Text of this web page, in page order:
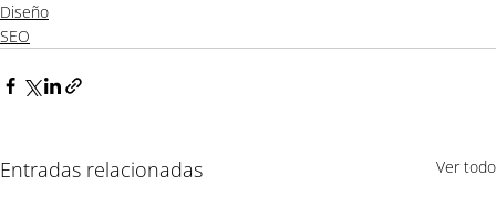
Diseño
SEO
Entradas relacionadas Ver todo